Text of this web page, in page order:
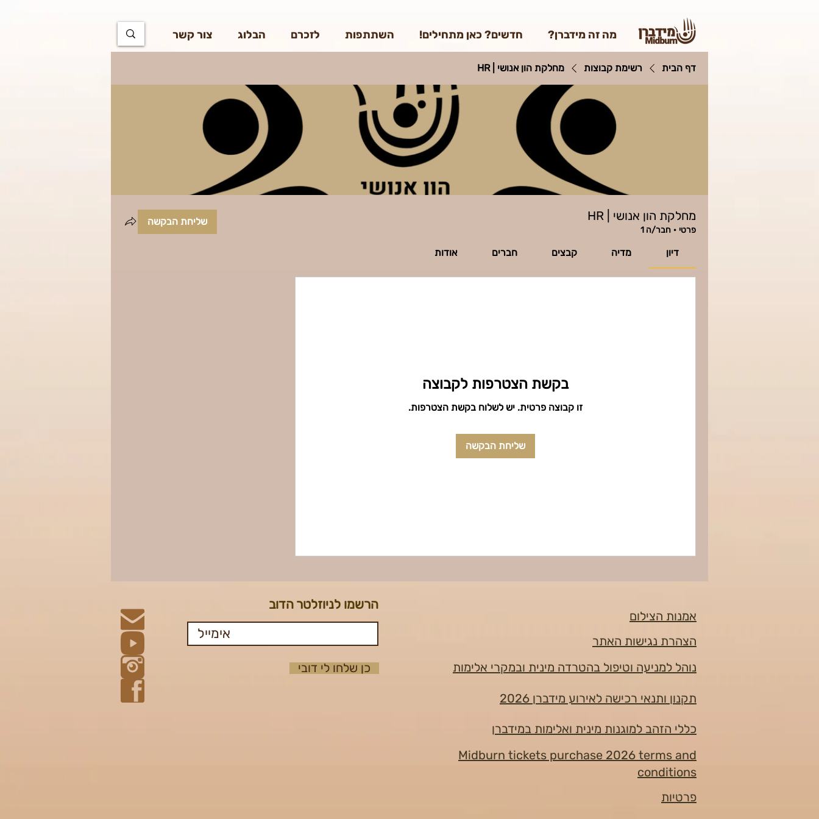
מה זה מידברן? חדשים? כאן מתחילים! השתתפות לזכרם הבלוג צור קשר
דף הבית רשימת קבוצות מחלקת הון אנושי | HR
מחלקת הון אנושי | HR
פרטי · חבר/ה 1
שליחת הבקשה
דיון מדיה קבצים חברים אודות
בקשת הצטרפות לקבוצה
זו קבוצה פרטית. יש לשלוח בקשת הצטרפות.
שליחת הבקשה
הרשמו לניוזלטר הדוב
כן שלחו לי דובי
אמנות הצילום
הצהרת נגישות האתר
נוהל למניעה וטיפול בהטרדה מינית ובמקרי אלימות
תקנון ותנאי רכישה לאירוע מידברן 2026
כללי הזהב למוגנות מינית ואלימות במידברן
Midburn tickets purchase 2026 terms and
conditions
פרטיות